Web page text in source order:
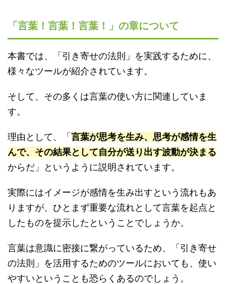
「言葉！言葉！言葉！」の章について
本書では、「引き寄せの法則」を実践するために、
様々なツールが紹介されています。
そして、その多くは言葉の使い方に関連していま
す。
理由として、「言葉が思考を生み、思考が感情を生
んで、その結果として自分が送り出す波動が決まる
からだ」というように説明されています。
実際にはイメージが感情を生み出すという流れもあ
りますが、ひとまず重要な流れとして言葉を起点と
したものを提示したということでしょうか。
言葉は意識に密接に繋がっているため、「引き寄せ
の法則」を活用するためのツールにおいても、使い
やすいということも恐らくあるのでしょう。